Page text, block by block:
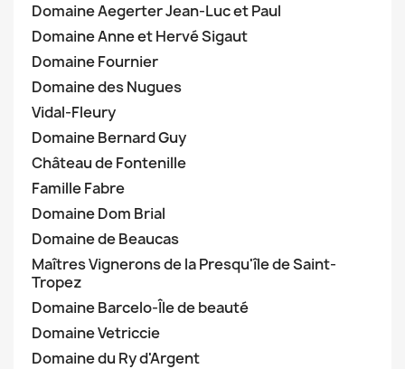
Domaine Aegerter Jean-Luc et Paul
Domaine Anne et Hervé Sigaut
Domaine Fournier
Domaine des Nugues
Vidal-Fleury
Domaine Bernard Guy
Château de Fontenille
Famille Fabre
Domaine Dom Brial
Domaine de Beaucas
Maîtres Vignerons de la Presqu'île de Saint-
Tropez
Domaine Barcelo-Île de beauté
Domaine Vetriccie
Domaine du Ry d'Argent